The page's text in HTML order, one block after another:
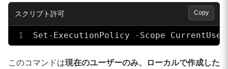
Set-ExecutionPolicy -Scope CurrentUser
Copy
このコマンドは現在のユーザーのみ、ローカルで作成した